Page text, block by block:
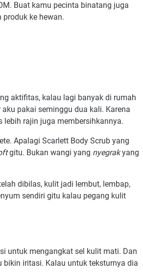
Buat kamu pecinta binatang juga
ke hewan.
aktifitas, kalau lagi banyak di rumah
pakai seminggu dua kali. Karena
lebih rajin juga membersihkannya.
Apalagi Scarlett Body Scrub yang
gitu. Bukan wangi yang nyegrakyang
dibilas, kulit jadi lembut, lembap,
sendiri gitu kalau pegang kulit
untuk mengangkat sel kulit mati. Dan
iritasi. Kalau untuk teksturnya dia